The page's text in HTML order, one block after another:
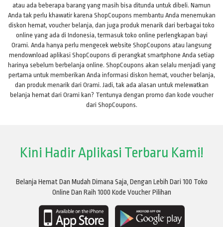
atau ada beberapa barang yang masih bisa ditunda untuk dibeli. Namun
Anda tak perlu khawatir karena ShopCoupons membantu Anda menemukan
diskon hemat, voucher belanja, dan juga produk menarik dari berbagai toko
online yang ada di Indonesia, termasuk toko online perlengkapan bayi
Orami. Anda hanya perlu mengecek website ShopCoupons atau langsung
mendownload aplikasi ShopCoupons di perangkat smartphone Anda setiap
harinya sebelum berbelanja online. ShopCoupons akan selalu menjadi yang
pertama untuk memberikan Anda informasi diskon hemat, voucher belanja,
dan produk menarik dari Orami. Jadi, tak ada alasan untuk melewatkan
belanja hemat dari Orami kan? Tentunya dengan promo dan kode voucher
dari ShopCoupons.
Kini Hadir Aplikasi Terbaru Kami!
Belanja Hemat Dan Mudah Dimana Saja, Dengan Lebih Dari 100 Toko
Online Dan Raih 1000 Kode Voucher Pilihan